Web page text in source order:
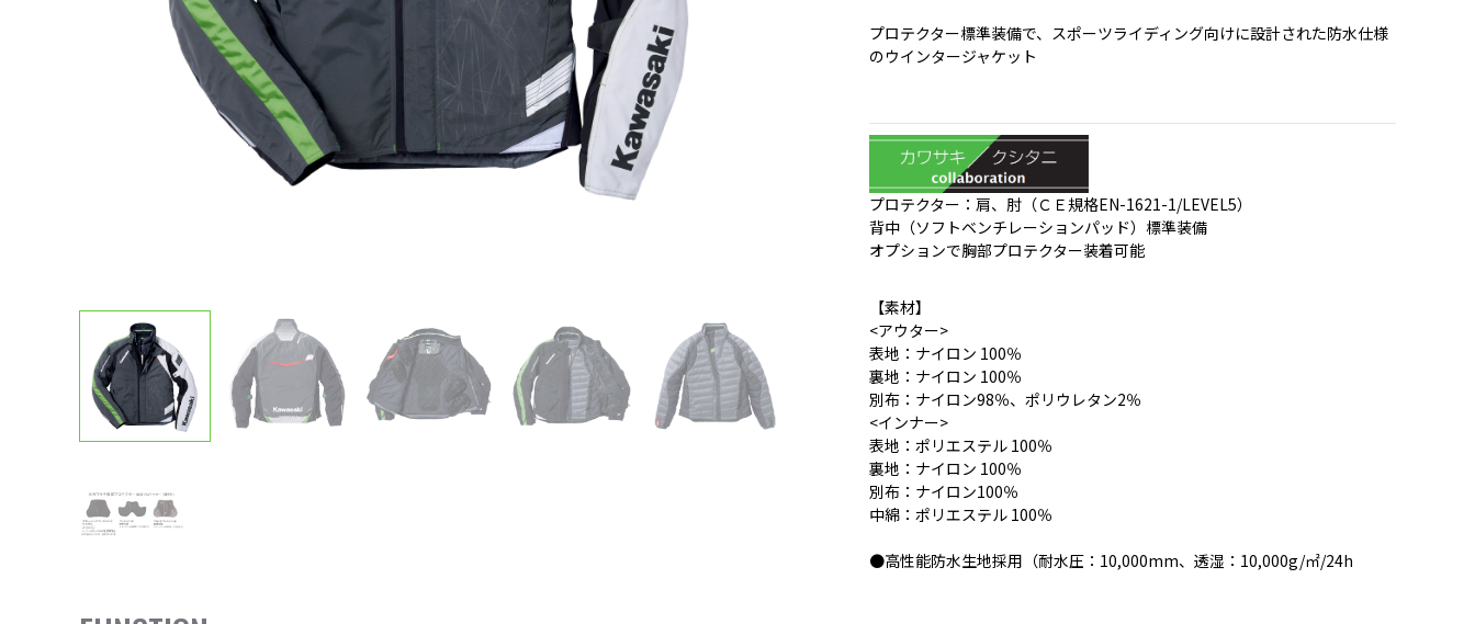
プロテクター標準装備で、スポーツライディング向けに設計された防水仕様
のウインタージャケット
プロテクター：肩、肘（ＣＥ規格EN-1621-1/LEVEL5）
背中（ソフトベンチレーションパッド）標準装備
オプションで胸部プロテクター装着可能
【素材】
<アウター>
表地：ナイロン 100％
裏地：ナイロン 100％
別布：ナイロン98％、ポリウレタン2％
<インナー>
表地：ポリエステル 100％
裏地：ナイロン 100％
別布：ナイロン100％
中綿：ポリエステル 100％
●高性能防水生地採用（耐水圧：10,000mm、透湿：10,000g/㎡/24h